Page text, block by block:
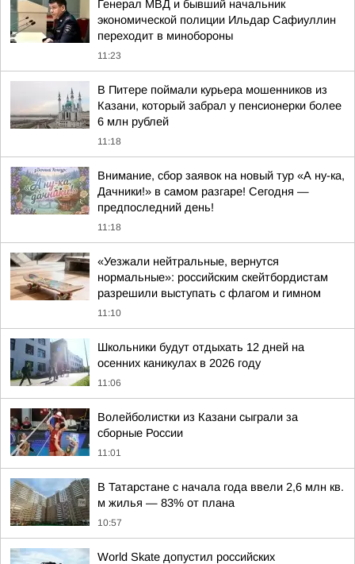
Генерал МВД и бывший начальник
экономической полиции Ильдар Сафиуллин
переходит в минобороны
11:23
В Питере поймали курьера мошенников из
Казани, который забрал у пенсионерки более
6 млн рублей
11:18
Внимание, сбор заявок на новый тур «А ну-ка,
Дачники!» в самом разгаре! Сегодня —
предпоследний день!
11:18
«Уезжали нейтральные, вернутся
нормальные»: российским скейтбордистам
разрешили выступать с флагом и гимном
11:10
Школьники будут отдыхать 12 дней на
осенних каникулах в 2026 году
11:06
Волейболистки из Казани сыграли за
сборные России
11:01
В Татарстане с начала года ввели 2,6 млн кв.
м жилья — 83% от плана
10:57
World Skate допустил российских